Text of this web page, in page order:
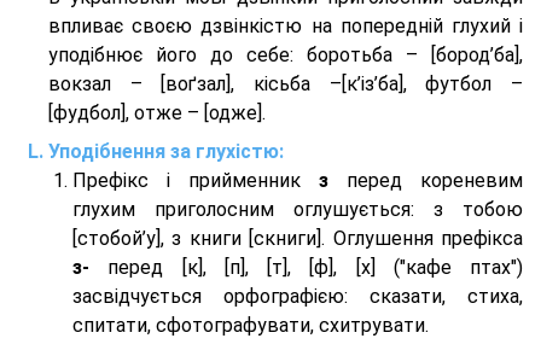
впливає своєю дзвінкістю на попередній глухий і
уподібнює його до себе: боротьба – [бород’ба],
вокзал – [воґзал], кісьба –[к’із’ба], футбол –
[фудбол], отже – [одже].
Уподібнення за глухістю:
Префікс і прийменник з перед кореневим
глухим приголосним оглушується: з тобою
[стобой’у], з книги [скниги]. Оглушення префікса
з- перед [к], [п], [т], [ф], [х] ("кафе птах")
засвідчується орфографією: сказати, стиха,
спитати, сфотографувати, схитрувати.